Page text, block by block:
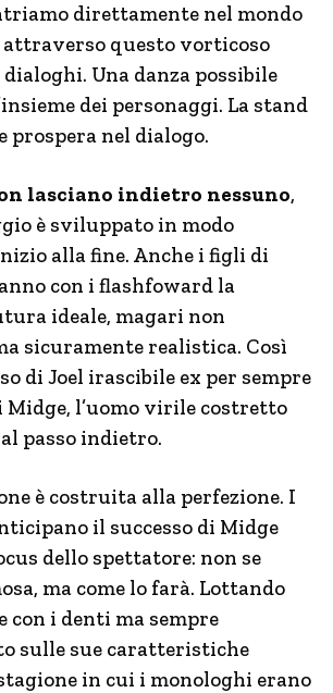
direttamente nel mondo
attraverso questo vorticoso
Una danza possibile
dei personaggi. La stand
prospera nel dialogo.
lasciano indietro nessuno,
è sviluppato in modo
alla fine. Anche i figli di
con i flashfoward la
ideale, magari non
sicuramente realistica. Così
di Joel irascibile ex per sempre
l’uomo virile costretto
passo indietro.
è costruita alla perfezione. I
il successo di Midge
dello spettatore: non se
ma come lo farà. Lottando
con i denti ma sempre
sulle sue caratteristiche
in cui i monologhi erano